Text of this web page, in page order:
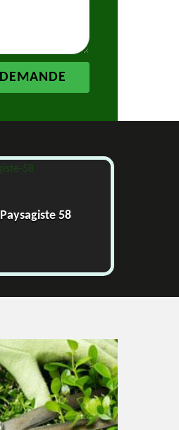
Paysagiste 58